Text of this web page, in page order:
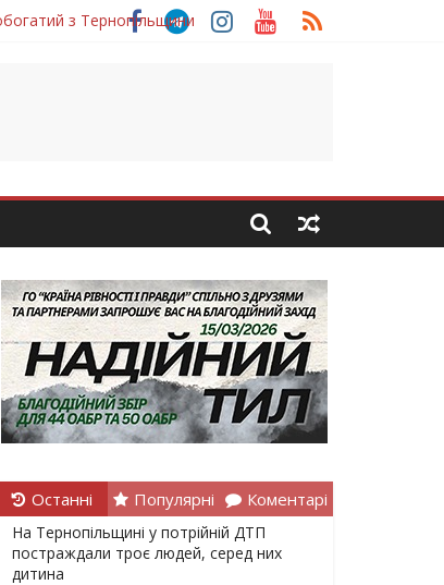
з Тернопільщини
Останні Популярні Коментарі
На Тернопільщині у потрійній ДТП
постраждали троє людей, серед них
дитина